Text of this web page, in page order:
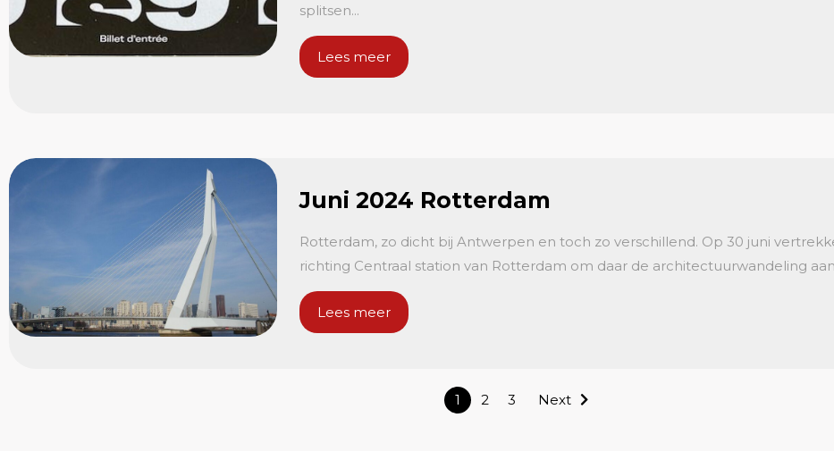
splitsen...
Lees meer
Juni 2024 Rotterdam
Rotterdam, zo dicht bij Antwerpen en toch zo verschillend. Op 30 juni
richting Centraal station van Rotterdam om daar de architectuurwandeling
Lees meer
1 2 3 Next